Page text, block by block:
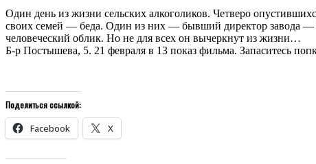
Один день из жизни сельских алкоголиков. Четверо
своих семей — беда. Один из них — бывший директор завода —
человеческий облик. Но не для всех он вычеркнут из жизни…
Б-р Постышева, 5. 21 февраля в 13 показ фильма. Запаситесь
Поделиться ссылкой:
Facebook X